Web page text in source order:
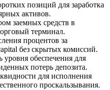
позиций для заработка
активов.
заемных средств в
терминал.
процентов за
без скрытых комиссий.
уровня обеспечения для
потерь депозита.
для исполнения
проскальзывания.